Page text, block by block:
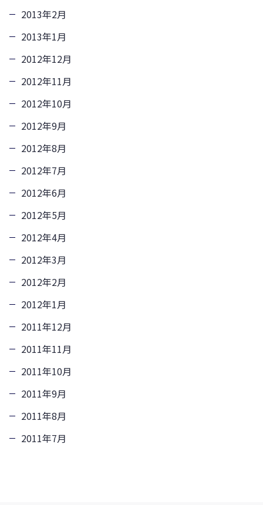
2013年2月
2013年1月
2012年12月
2012年11月
2012年10月
2012年9月
2012年8月
2012年7月
2012年6月
2012年5月
2012年4月
2012年3月
2012年2月
2012年1月
2011年12月
2011年11月
2011年10月
2011年9月
2011年8月
2011年7月